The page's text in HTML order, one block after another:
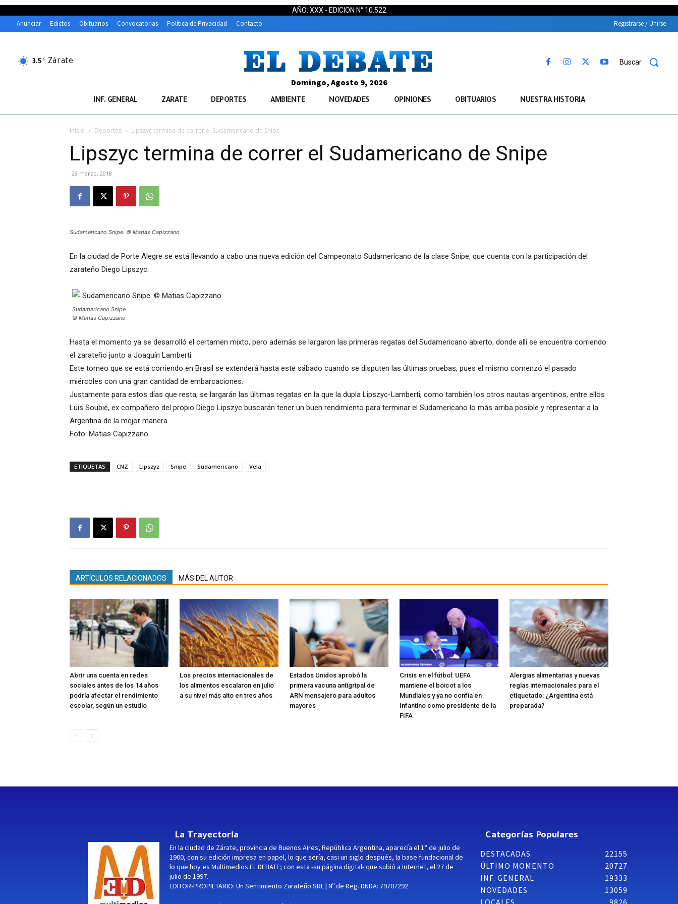
AÑO: XXX - EDICION N°:10.522
Anunciar Edictos Obituarios Convocatorias Política de Privacidad Contacto Registrarse / Unirse
3.5 C Zárate Buscar
Domingo, Agosto 9, 2026
INF. GENERAL ZARATE DEPORTES AMBIENTE NOVEDADES OPINIONES OBITUARIOS NUESTRA HISTORIA
Inicio Deportes Lipszyc termina de correr el Sudamericano de Snipe
Lipszyc termina de correr el Sudamericano de Snipe
29 marzo, 2018
Sudamericano Snipe. © Matias Capizzano
En la ciudad de Porte Alegre se está llevando a cabo una nueva edición del Campeonato Sudamericano de la clase Snipe, que cuenta con la participación del
zarateño Diego Lipszyc.
Sudamericano Snipe.
© Matias Capizzano
Hasta el momento ya se desarrolló el certamen mixto, pero además se largaron las primeras regatas del Sudamericano abierto, donde allí se encuentra corriendo
el zarateño junto a Joaquín Lamberti.
Este torneo que se está corriendo en Brasil se extenderá hasta este sábado cuando se disputen las últimas pruebas, pues el mismo comenzó el pasado
miércoles con una gran cantidad de embarcaciones.
Justamente para estos días que resta, se largarán las últimas regatas en la que la dupla Lipszyc-Lamberti, como también los otros nautas argentinos, entre ellos
Luis Soubié, ex compañero del propio Diego Lipszyc buscarán tener un buen rendimiento para terminar el Sudamericano lo más arriba posible y representar a la
Argentina de la mejor manera.
Foto: Matias Capizzano
ETIQUETAS CNZ Lipszyz Snipe Sudamericano Vela
ARTÍCULOS RELACIONADOS MÁS DEL AUTOR
Abrir una cuenta en redes
sociales antes de los 14 años
podría afectar el rendimiento
escolar, según un estudio
Los precios internacionales de
los alimentos escalaron en julio
a su nivel más alto en tres años
Estados Unidos aprobó la
primera vacuna antigripal de
ARN mensajero para adultos
mayores
Crisis en el fútbol: UEFA
mantiene el boicot a los
Mundiales y ya no confía en
Infantino como presidente de la
FIFA
Alergias alimentarias y nuevas
reglas internacionales para el
etiquetado: ¿Argentina está
preparada?
La Trayectoria
En la ciudad de Zárate, provincia de Buenos Aires, República Argentina, aparecía el 1° de julio de
1900, con su edición impresa en papel, lo que sería, casi un siglo después, la base fundacional de
lo que hoy es Multimedios EL DEBATE; con esta -su página digital- que subió a Internet, el 27 de
julio de 1997.
EDITOR-PROPIETARIO: Un Sentimiento Zarateño SRL | Nº de Reg. DNDA: 79707292
Categorías Populares
DESTACADAS
22155
ÚLTIMO MOMENTO
20727
INF. GENERAL
19333
NOVEDADES
13059